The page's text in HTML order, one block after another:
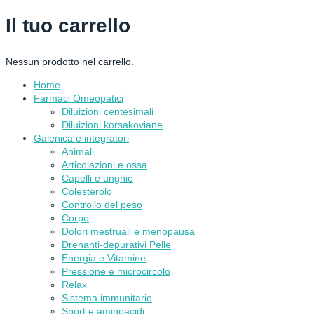
Il tuo carrello
Nessun prodotto nel carrello.
Home
Farmaci Omeopatici
Diluizioni centesimali
Diluizioni korsakoviane
Galenica e integratori
Animali
Articolazioni e ossa
Capelli e unghie
Colesterolo
Controllo del peso
Corpo
Dolori mestruali e menopausa
Drenanti-depurativi Pelle
Energia e Vitamine
Pressione e microcircolo
Relax
Sistema immunitario
Sport e aminoacidi